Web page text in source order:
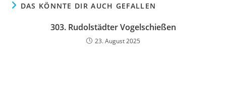
DAS KÖNNTE DIR AUCH GEFALLEN
303. Rudolstädter Vogelschießen
23. August 2025